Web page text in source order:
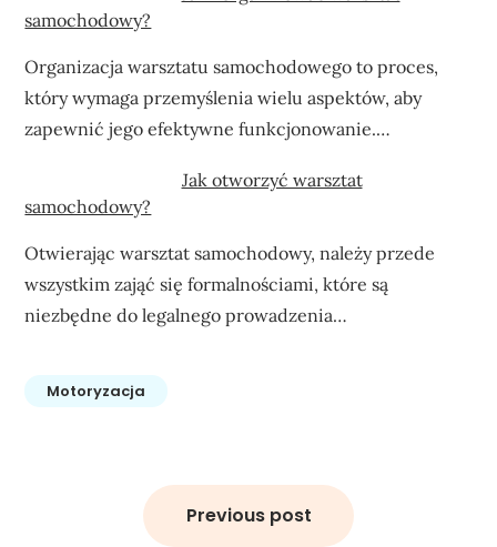
samochodowy?
Organizacja warsztatu samochodowego to proces,
który wymaga przemyślenia wielu aspektów, aby
zapewnić jego efektywne funkcjonowanie.…
Jak otworzyć warsztat
samochodowy?
Otwierając warsztat samochodowy, należy przede
wszystkim zająć się formalnościami, które są
niezbędne do legalnego prowadzenia…
Motoryzacja
Previous post